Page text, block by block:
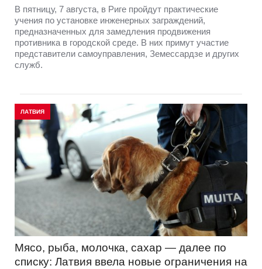
В пятницу, 7 августа, в Риге пройдут практические
учения по установке инженерных заграждений,
предназначенных для замедления продвижения
противника в городской среде. В них примут участие
представители самоуправления, Земессардзе и других
служб.
ЛАТВИЯ
Мясо, рыба, молочка, сахар — далее по
списку: Латвия ввела новые ограничения на